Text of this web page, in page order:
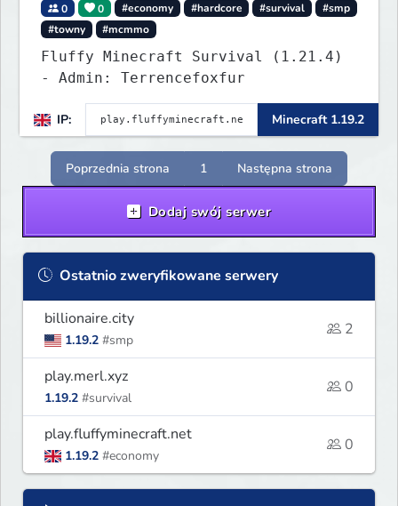
0 0 #economy #hardcore #survival
#smp
#towny
#mcmmo
Fluffy Minecraft Survival (1.21.4)
- Admin: Terrencefoxfur
IP: Minecraft 1.19.2
Poprzednia strona 1 Następna strona
Dodaj swój serwer
Ostatnio zweryfikowane serwery
billionaire.city
1.19.2 #smp
2
play.merl.xyz
1.19.2 #survival
0
play.fluffyminecraft.net
1.19.2 #economy
0